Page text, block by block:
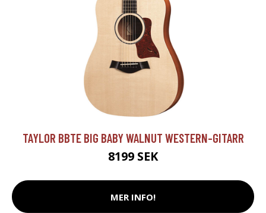
TAYLOR BBTE BIG BABY WALNUT WESTERN-GITARR
8199 SEK
MER INFO!